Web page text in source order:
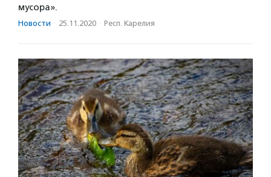
мусора».
Новости · 25.11.2020 · Респ. Карелия